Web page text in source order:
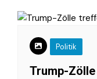
Politik
Trump-